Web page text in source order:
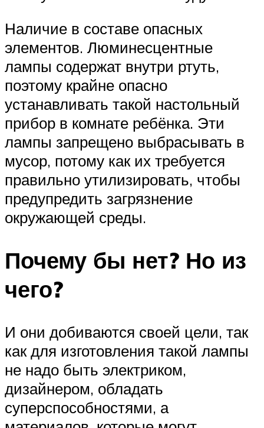
Наличие в составе опасных
элементов. Люминесцентные
лампы содержат внутри ртуть,
поэтому крайне опасно
устанавливать такой настольный
прибор в комнате ребёнка. Эти
лампы запрещено выбрасывать в
мусор, потому как их требуется
правильно утилизировать, чтобы
предупредить загрязнение
окружающей среды.
Почему бы нет? Но из
чего?
И они добиваются своей цели, так
как для изготовления такой лампы
не надо быть электриком,
дизайнером, обладать
суперспособностями, а